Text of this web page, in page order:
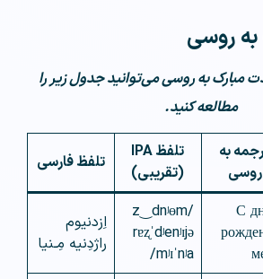
روسی
مبارک به روسی می‌توانید جدول زیر را
مطالعه کنید.
به
روسی
تلفظ IPA
(تقریبی)
تلفظ فارسی
С
/z‿dnʲɵm
rɐʐˈdʲenʲɪjə
mʲɪˈnʲa/
اِزدنیوم
راژدِنیه مِـنیا